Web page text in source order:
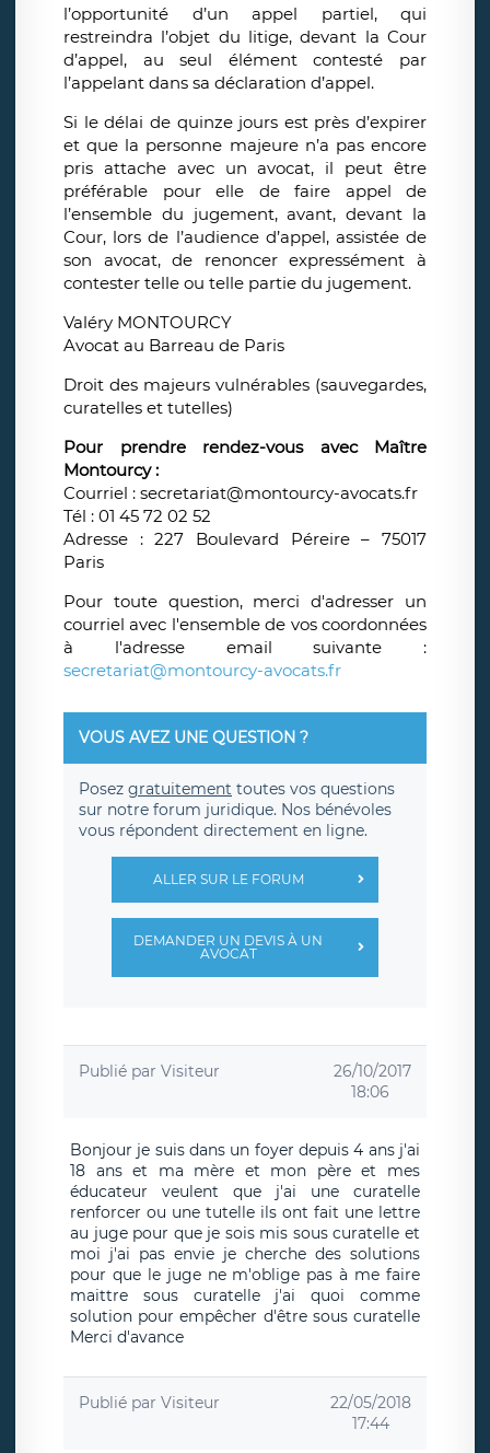
l’opportunité d’un appel partiel, qui
restreindra l’objet du litige, devant la Cour
d’appel, au seul élément contesté par
l’appelant dans sa déclaration d’appel.
Si le délai de quinze jours est près d’expirer
et que la personne majeure n’a pas encore
pris attache avec un avocat, il peut être
préférable pour elle de faire appel de
l’ensemble du jugement, avant, devant la
Cour, lors de l’audience d’appel, assistée de
son avocat, de renoncer expressément à
contester telle ou telle partie du jugement.
Valéry MONTOURCY
Avocat au Barreau de Paris
Droit des majeurs vulnérables (sauvegardes,
curatelles et tutelles)
Pour prendre rendez-vous avec Maître
Montourcy :
Courriel : secretariat@montourcy-avocats.fr
Tél : 01 45 72 02 52
Adresse : 227 Boulevard Péreire – 75017
Paris
Pour toute question, merci d'adresser un
courriel avec l'ensemble de vos coordonnées
à l'adresse email suivante :
secretariat@montourcy-avocats.fr
VOUS AVEZ UNE QUESTION ?
Posez gratuitement toutes vos questions
sur notre forum juridique. Nos bénévoles
vous répondent directement en ligne.
ALLER SUR LE FORUM
DEMANDER UN DEVIS À UN
AVOCAT
Publié par Visiteur
26/10/2017
18:06
Bonjour je suis dans un foyer depuis 4 ans j'ai
18 ans et ma mère et mon père et mes
éducateur veulent que j'ai une curatelle
renforcer ou une tutelle ils ont fait une lettre
au juge pour que je sois mis sous curatelle et
moi j'ai pas envie je cherche des solutions
pour que le juge ne m'oblige pas à me faire
maittre sous curatelle j'ai quoi comme
solution pour empêcher d'être sous curatelle
Merci d'avance
Publié par Visiteur
22/05/2018
17:44